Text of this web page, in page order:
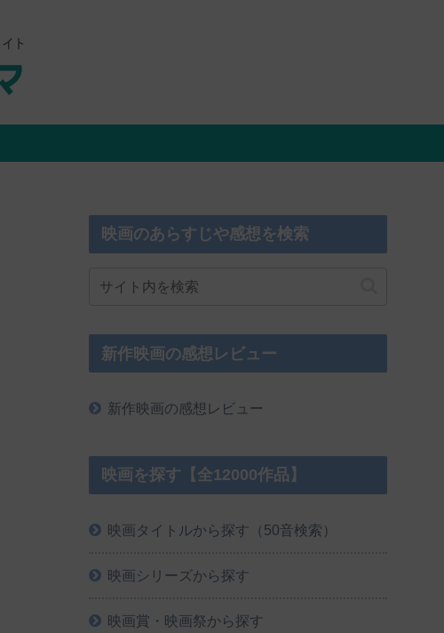
映画のあらすじや感想を検索
新作映画の感想レビュー
新作映画の感想レビュー
映画を探す【全12000作品】
映画タイトルから探す（50音検索）
映画シリーズから探す
映画賞・映画祭から探す